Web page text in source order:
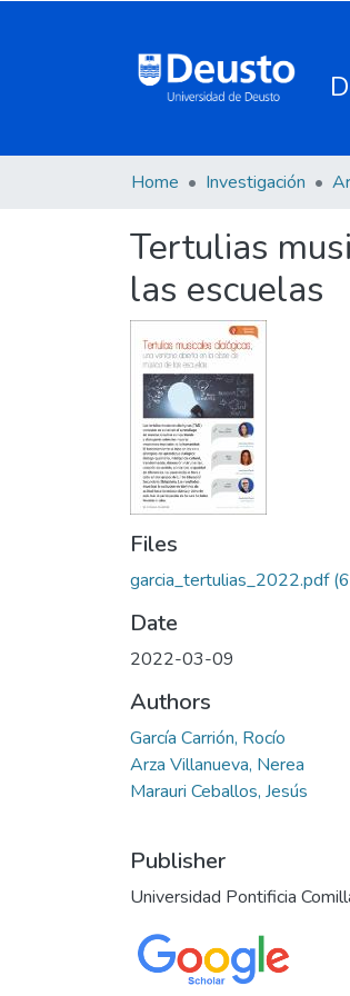
Home Investigación
Tertulias
las escuelas
Files
garcia_tertulias_2022.pdf
Date
2022-03-09
Authors
García Carrión, Rocío
Arza Villanueva, Nerea
Marauri Ceballos, Jesús
Publisher
Universidad Pontificia